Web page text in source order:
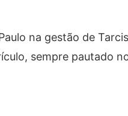
na gestão de
sempre pautado